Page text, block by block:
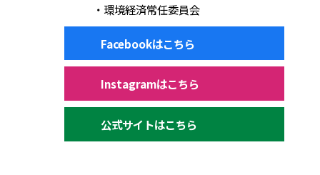
環境経済常任委員会
Facebookはこちら
Instagramはこちら
公式サイトはこちら